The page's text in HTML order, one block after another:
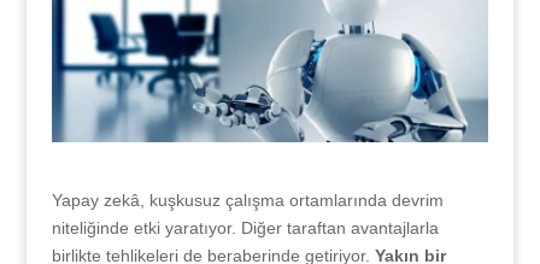
Yapay zekâ, kuşkusuz çalışma ortamlarında devrim
niteliğinde etki yaratıyor. Diğer taraftan avantajlarla
birlikte tehlikeleri de beraberinde getiriyor. Yakın bir